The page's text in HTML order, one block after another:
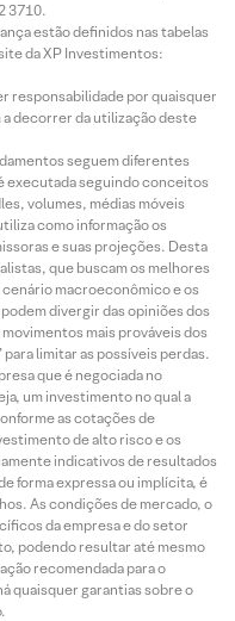
3710.
estão definidos nas tabelas
da XP Investimentos:
responsabilidade por quaisquer
decorrer da utilização deste
seguem diferentes
executada seguindo conceitos
volumes, médias móveis
como informação os
e suas projeções. Desta
que buscam os melhores
macroeconômico e os
divergir das opiniões dos
mais prováveis dos
limitar as possíveis perdas.
que é negociada no
um investimento no qual a
as cotações de
de alto risco e os
indicativos de resultados
forma expressa ou implícita, é
As condições de mercado, o
da empresa e do setor
podendo resultar até mesmo
recomendada para o
quaisquer garantias sobre o